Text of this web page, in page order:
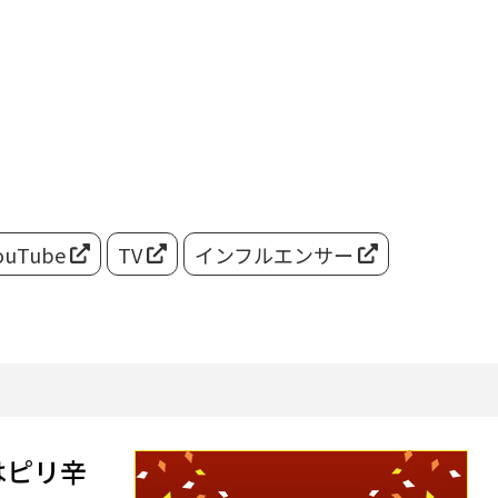
TV インフルエンサー
リ辛